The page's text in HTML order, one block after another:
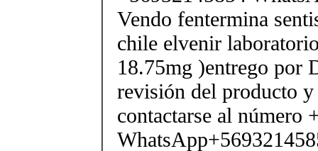
Vendo fentermina
chile elvenir
18.75mg )entrego por
revisión del producto
contactarse al número